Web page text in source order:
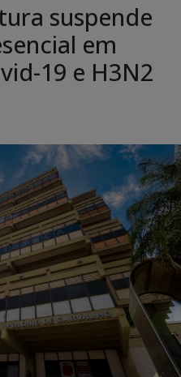
suspende
em
19 e H3N2